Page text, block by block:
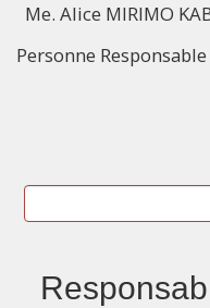
Me. Alice MIRIMO
Personne